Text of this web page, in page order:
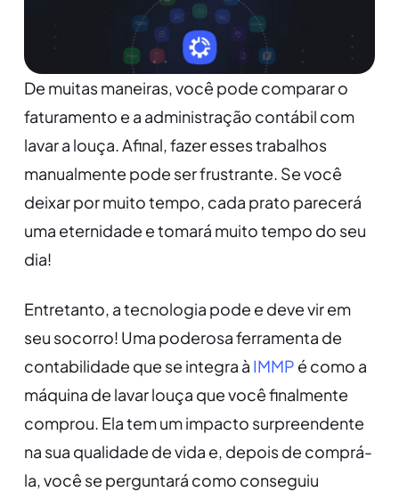
De muitas maneiras, você pode comparar o
faturamento e a administração contábil com
lavar a louça. Afinal, fazer esses trabalhos
manualmente pode ser frustrante. Se você
deixar por muito tempo, cada prato parecerá
uma eternidade e tomará muito tempo do seu
dia!
Entretanto, a tecnologia pode e deve vir em
seu socorro! Uma poderosa ferramenta de
contabilidade que se integra à IMMP é como a
máquina de lavar louça que você finalmente
comprou. Ela tem um impacto surpreendente
na sua qualidade de vida e, depois de comprá-
la, você se perguntará como conseguiu